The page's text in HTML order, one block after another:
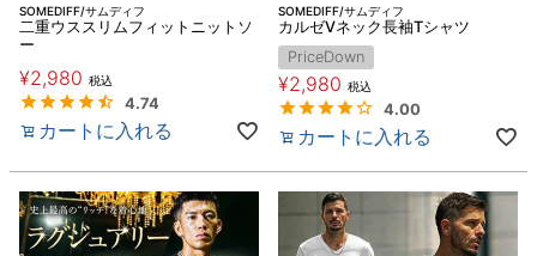
SOMEDIFF/サムディフ
二重ウススリムフィットニットソ
ー
¥2,980 税込
4.74
カートに入れる
SOMEDIFF/サムディフ
カルゼVネック長袖Tシャツ
PriceDown
¥2,980 税込
4.00
カートに入れる